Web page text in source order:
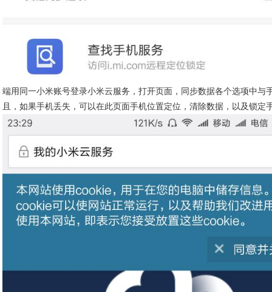
端用同一小米账号登录小米云服务，打开页面，同步数据各个选项中与
且，如果手机丢失，可以在此页面手机位置定位，清除数据，以及锁定